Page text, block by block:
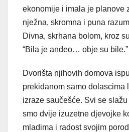
ekonomije i imala je planove
nježna, skromna i puna
Divna, skrhana bolom, kroz
“Bila je anđeo… obje su bile.”
Dvorišta njihovih domova
prekidanom samo dolascima
izraze saučešće. Svi se
smo dvije izuzetne djevojke
mladima i radost svojim